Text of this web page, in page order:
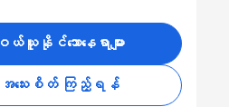
ဝယ်ယူနိုင်သောနေရာများ
အသေးစိတ် ကြည့်ရန်